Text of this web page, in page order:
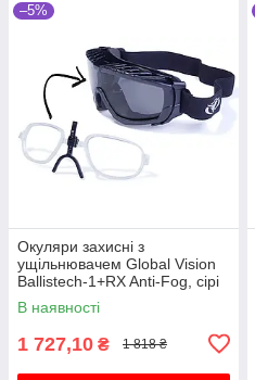
–5%
Окуляри захисні з
ущільнювачем Global Vision
Ballistech-1+RX Anti-Fog, сірі
В наявності
1 727,10 ₴ 1 818 ₴